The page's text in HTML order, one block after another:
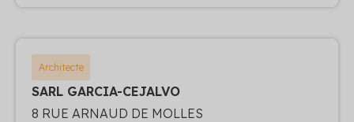
Architecte
SARL GARCIA-CEJALVO
8 RUE ARNAUD DE MOLLES